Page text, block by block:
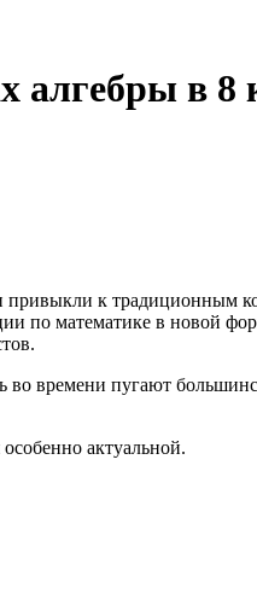
алгебры в 8
к традиционным
по математике в новой
времени пугают
актуальной.